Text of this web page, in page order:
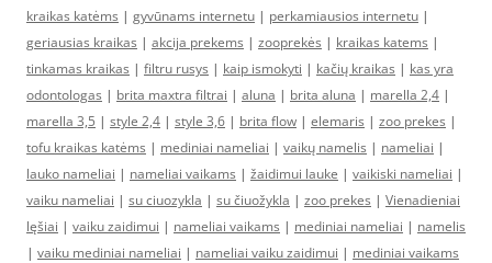
kraikas katėms | gyvūnams internetu | perkamiausios internetu |
geriausias kraikas | akcija prekems | zooprekės | kraikas katems |
tinkamas kraikas | filtru rusys | kaip ismokyti | kačių kraikas | kas yra
odontologas | brita maxtra filtrai | aluna | brita aluna | marella 2,4 |
marella 3,5 | style 2,4 | style 3,6 | brita flow | elemaris | zoo prekes |
tofu kraikas katėms | mediniai nameliai | vaikų namelis | nameliai |
lauko nameliai | nameliai vaikams | žaidimui lauke | vaikiski nameliai |
vaiku nameliai | su ciuozykla | su čiuožykla | zoo prekes | Vienadieniai
lęšiai | vaiku zaidimui | nameliai vaikams | mediniai nameliai | namelis
| vaiku mediniai nameliai | nameliai vaiku zaidimui | mediniai vaikams